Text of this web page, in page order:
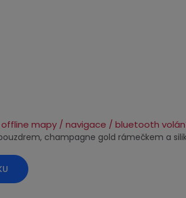
offline mapy / navigace / bluetooth
champagne gold rámečkem a